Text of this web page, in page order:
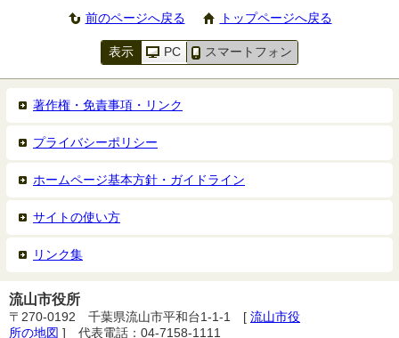
前のページへ戻る トップページへ戻る
表示 PC スマートフォン
著作権・免責事項・リンク
プライバシーポリシー
ホームページ基本方針・ガイドライン
サイトの使い方
リンク集
流山市役所
〒270-0192 千葉県流山市平和台1-1-1 [ 流山市役
所の地図 ] 代表電話：04-7158-1111